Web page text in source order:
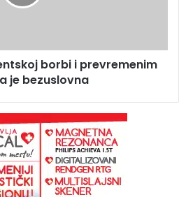
borbi i prevremenim
je bezuslovna